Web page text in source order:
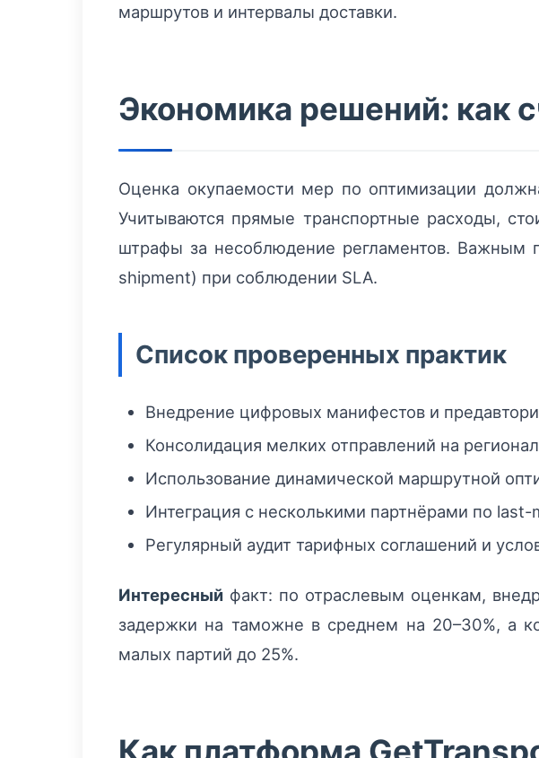
маршрутов и интервалы доставки.
Экономика решений: как
Оценка окупаемости мер по оптимизации
Учитываются прямые транспортные расходы,
штрафы за несоблюдение регламентов. Важным
shipment) при соблюдении SLA.
Список проверенных практик
Внедрение цифровых манифестов и
Консолидация мелких отправлений на
Использование динамической маршрутной
Интеграция с несколькими партнёрами по
Регулярный аудит тарифных соглашений и
Интересный факт: по отраслевым оценкам,
задержки на таможне в среднем на 20–30%, а
малых партий до 25%.